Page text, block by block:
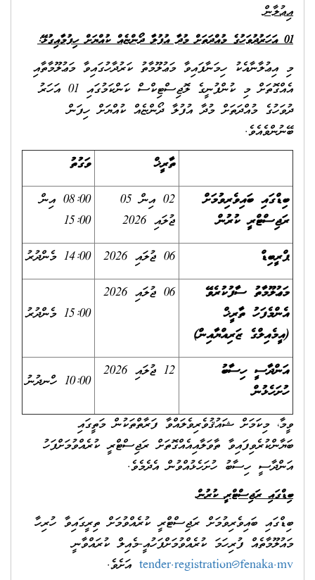
އިޢުލާން
01 އަހަރުދުވަހުގެ މުއްދަތަށް މުދާ އުފުލާ ދޯންޏެއް ކުއްޔަށް ހިފުމާއިގުޅޭ:
މި އިޢުލާނާއެކު ހިމަނާފައިވާ މަޢުލޫމާތު ކަރުދާހުގައިވާ މަޢުލޫމާތާއި
އެއްގޮތަށް މި ކުންފުނީގެ ލޮޖިސްޓިކްސް ކަންކަމުގައި 01 އަހަރު
ދުވަހުގެ މުއްދަތަށް މުދާ އުފުލާ ދޯންޏެއް ކުއްޔަށް ހިފަން
ބޭނުންވެއެވެ.
ތާރީޚް
ވަގުތު
ބިޑްގައި ބައިވެރިވުމަށް
ރަޖިސްޓްރީ ކުރުން
02 އިން 05
ޖުލައި 2026
08:00 އިން
15:00
ޕްރީބިޑް
06 ޖުލައި 2026
14:00 މެންދުރު
މަޢުލޫމާތު ސާފުކުރެވޭ
އެންމެފަހު ތާރީޚް
(އީމެއިލްގެ ޒަރިއްޔާއިން)
06 ޖުލައި 2026
15:00 މެންދުރު
އަންދާސީ ހިސާބު
ހުށަހެޅުން
12 ޖުލައި 2026
10:00 ހްނދުނު
ވީމާ، މިކަމަށް ޝައުޤުވެރިވެލައްވާ ފަރާތްތަކުން މަތީގައި
ބަޔާންކުރެވިފައިވާ ތާވަލާއިއެއްގޮތަށް ރަޖިސްޓްރީ ކުރެއްވުމަށްފަހު
އަންދާސީ ހިސާބު ހުށަހެޅުއްވުން އެދެމެވެ.
ބިޑްގައި ރަޖިސްޓްރީ ކުރުން
ބިޑްގައި ބައިވެރިވުމަށް ރަޖިސްޓްރީ ކުރެއްވުމަށް ތިރީގައިވާ ހުރިހާ
މައުލޫމާތެއް ފުރިހަމަ ކުރެއްވުމަށްފަހުއީ-މެއިލް ކުރައްވާނީ
tender.registration@fenaka.mv އަށެވެ.